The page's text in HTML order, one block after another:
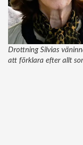
Drottning Silvias
att förklara efter allt